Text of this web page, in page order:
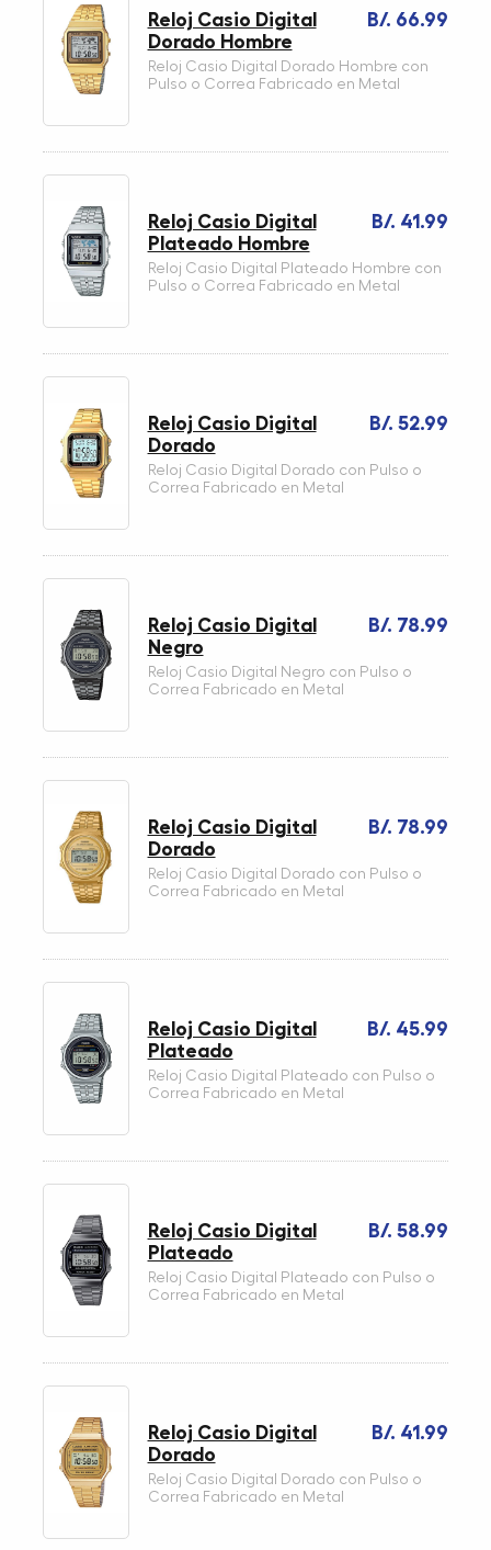
B/. 66.99
Reloj Casio Digital
Dorado Hombre
Reloj Casio Digital Dorado Hombre con
Pulso o Correa Fabricado en Metal
B/. 41.99
Reloj Casio Digital
Plateado Hombre
Reloj Casio Digital Plateado Hombre con
Pulso o Correa Fabricado en Metal
B/. 52.99
Reloj Casio Digital
Dorado
Reloj Casio Digital Dorado con Pulso o
Correa Fabricado en Metal
B/. 78.99
Reloj Casio Digital
Negro
Reloj Casio Digital Negro con Pulso o
Correa Fabricado en Metal
B/. 78.99
Reloj Casio Digital
Dorado
Reloj Casio Digital Dorado con Pulso o
Correa Fabricado en Metal
B/. 45.99
Reloj Casio Digital
Plateado
Reloj Casio Digital Plateado con Pulso o
Correa Fabricado en Metal
B/. 58.99
Reloj Casio Digital
Plateado
Reloj Casio Digital Plateado con Pulso o
Correa Fabricado en Metal
B/. 41.99
Reloj Casio Digital
Dorado
Reloj Casio Digital Dorado con Pulso o
Correa Fabricado en Metal